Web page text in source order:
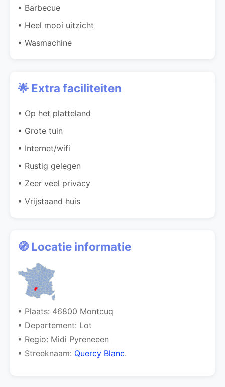
• Barbecue
• Heel mooi uitzicht
• Wasmachine
🌟 Extra faciliteiten
• Op het platteland
• Grote tuin
• Internet/wifi
• Rustig gelegen
• Zeer veel privacy
• Vrijstaand huis
🧭 Locatie informatie
• Plaats: 46800 Montcuq
• Departement: Lot
• Regio: Midi Pyreneeen
• Streeknaam: Quercy Blanc.